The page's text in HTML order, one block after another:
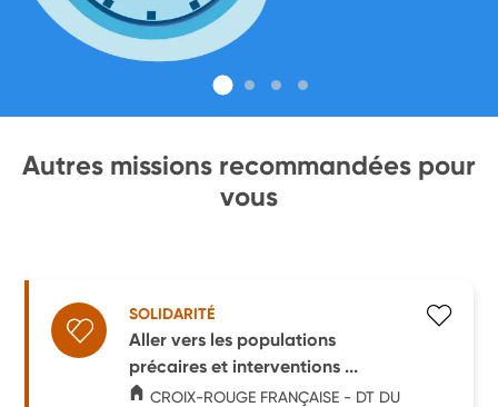
Autres missions recommandées pour
vous
SOLIDARITÉ
Aller vers les populations
précaires et interventions ...
CROIX-ROUGE FRANÇAISE - DT DU